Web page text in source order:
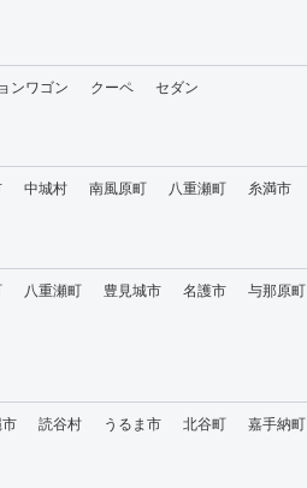
ンワゴン クーペ セダン
中城村 南風原町 八重瀬町 糸満市
八重瀬町 豊見城市 名護市 与那原町
読谷村 うるま市 北谷町 嘉手納町